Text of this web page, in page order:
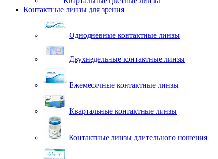
Контактные линзы для зрения
Однодневные контактные линзы
Двухнедельные контактные линзы
Ежемесячные контактные линзы
Квартальные контактные линзы
Контактные линзы длительного ношения